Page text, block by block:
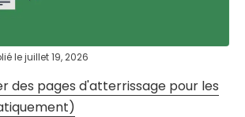
lejuillet 19, 2026
des pages d'atterrissage pour les